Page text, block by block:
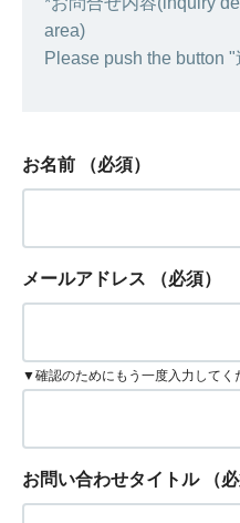
area)
Please push the button
お名前 （必須）
メールアドレス （必須）
▼確認のためにもう一度入力してく
お問い合わせタイトル （